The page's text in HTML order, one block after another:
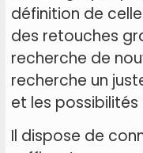
définition de
des retouches
recherche de
recherche un
et les possibilités
Il dispose de